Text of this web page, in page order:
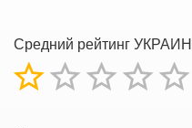
Средний рейтинг